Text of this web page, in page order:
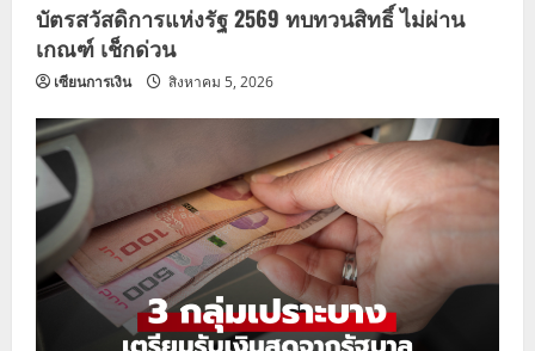
บัตรสวัสดิการแห่งรัฐ 2569 ทบทวนสิทธิ์ ไม่ผ่าน
เกณฑ์ เช็กด่วน
เซียนการเงิน สิงหาคม 5, 2026